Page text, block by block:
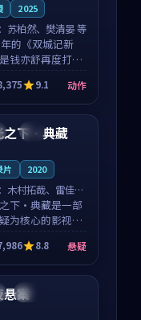
2025
苏柏然、樊清晏 等
的《双城记新
钱亦舒再度打磨
佳作。中国大陆
与沙漠探险的氛
成就，苏柏然与
晏的对手戏自然克
整部影片在悬念
9.1 动作
4K
之下·典藏
片 2020
木村拓哉、雷佳音
下·典藏是一部
为核心的影视作
绕危机、反转与
长展开，整体节
，值得推荐观
8.8 悬疑
高分
悬案